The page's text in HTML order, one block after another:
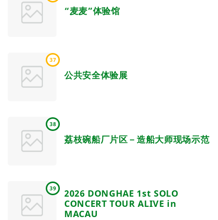
“麦麦”体验馆
37
公共安全体验展
38
荔枝碗船厂片区－造船大师现场示范
39
2026 DONGHAE 1st SOLO
CONCERT TOUR ALIVE in
MACAU